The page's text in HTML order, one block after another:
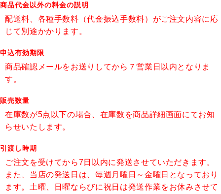
商品代金以外の料金の説明
配送料、各種手数料（代金振込手数料）がご注文内容に応
じて別途かかります。
申込有効期限
商品確認メールをお送りしてから７営業日以内となりま
す。
販売数量
在庫数が5点以下の場合、在庫数を商品詳細画面にてお知
らせいたします。
引渡し時期
ご注文を受けてから7日以内に発送させていただきます。
また、当店の発送日は、毎週月曜日～金曜日となっており
ます。土曜、日曜ならびに祝日は発送作業をお休みさせて